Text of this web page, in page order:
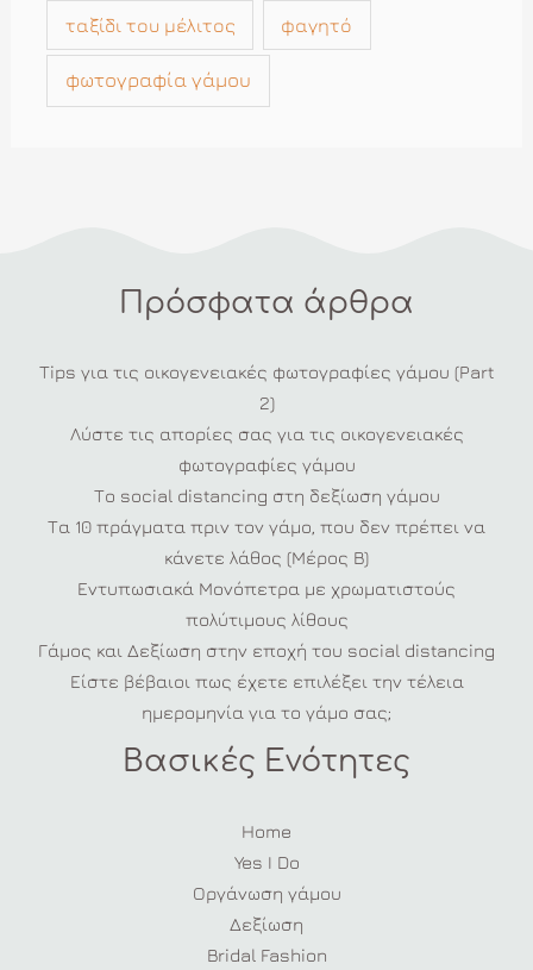
ταξίδι του μέλιτος φαγητό
φωτογραφία γάμου
Πρόσφατα άρθρα
Tips για τις οικογενειακές φωτογραφίες γάμου (Part
2)
Λύστε τις απορίες σας για τις οικογενειακές
φωτογραφίες γάμου
Το social distancing στη δεξίωση γάμου
Τα 10 πράγματα πριν τον γάμο, που δεν πρέπει να
κάνετε λάθος (Μέρος Β)
Εντυπωσιακά Μονόπετρα με χρωματιστούς
πολύτιμους λίθους
Γάμος και Δεξίωση στην εποχή του social distancing
Είστε βέβαιοι πως έχετε επιλέξει την τέλεια
ημερομηνία για το γάμο σας;
Βασικές Ενότητες
Home
Yes I Do
Οργάνωση γάμου
Δεξίωση
Bridal Fashion